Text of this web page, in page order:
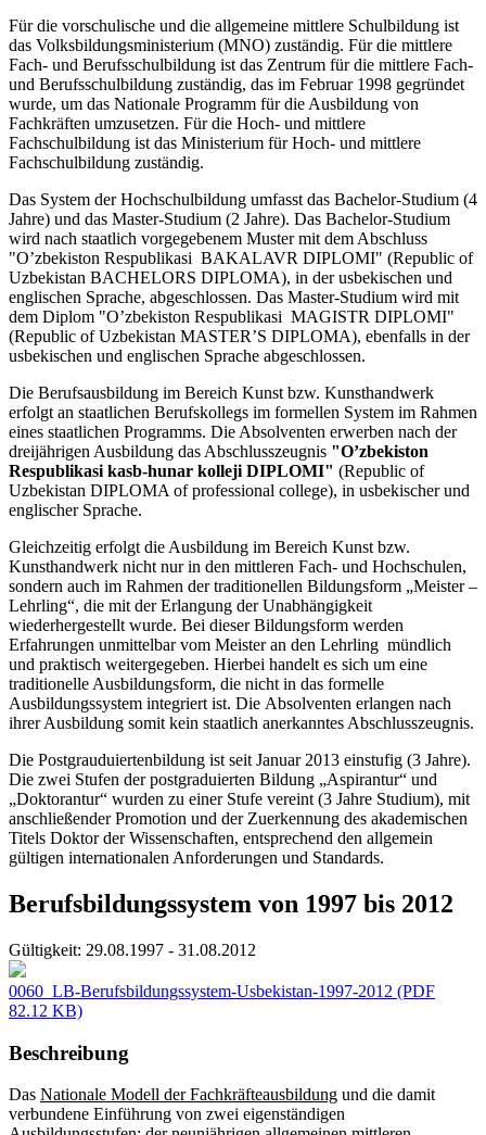
Für die vorschulische und die allgemeine mittlere Schulbildung ist
das Volksbildungsministerium (MNO) zuständig. Für die mittlere
Fach- und Berufsschulbildung ist das Zentrum für die mittlere Fach-
und Berufsschulbildung zuständig, das im Februar 1998 gegründet
wurde, um das Nationale Programm für die Ausbildung von
Fachkräften umzusetzen. Für die Hoch- und mittlere
Fachschulbildung ist das Ministerium für Hoch- und mittlere
Fachschulbildung zuständig.
Das System der Hochschulbildung umfasst das Bachelor-Studium (4
Jahre) und das Master-Studium (2 Jahre). Das Bachelor-Studium
wird nach staatlich vorgegebenem Muster mit dem Abschluss
"O’zbekiston Respublikasi BAKALAVR DIPLOMI" (Republic of
Uzbekistan BACHELORS DIPLOMA), in der usbekischen und
englischen Sprache, abgeschlossen. Das Master-Studium wird mit
dem Diplom "O’zbekiston Respublikasi MAGISTR DIPLOMI"
(Republic of Uzbekistan MASTER’S DIPLOMA), ebenfalls in der
usbekischen und englischen Sprache abgeschlossen.
Die Berufsausbildung im Bereich Kunst bzw. Kunsthandwerk
erfolgt an staatlichen Berufskollegs im formellen System im Rahmen
eines staatlichen Programms. Die Absolventen erwerben nach der
dreijährigen Ausbildung das Abschlusszeugnis "O’zbekiston
Respublikasi kasb-hunar kolleji DIPLOMI" (Republic of
Uzbekistan DIPLOMA of professional college), in usbekischer und
englischer Sprache.
Gleichzeitig erfolgt die Ausbildung im Bereich Kunst bzw.
Kunsthandwerk nicht nur in den mittleren Fach- und Hochschulen,
sondern auch im Rahmen der traditionellen Bildungsform „Meister –
Lehrling“, die mit der Erlangung der Unabhängigkeit
wiederhergestellt wurde. Bei dieser Bildungsform werden
Erfahrungen unmittelbar vom Meister an den Lehrling mündlich
und praktisch weitergegeben. Hierbei handelt es sich um eine
traditionelle Ausbildungsform, die nicht in das formelle
Ausbildungssystem integriert ist. Die Absolventen erlangen nach
ihrer Ausbildung somit kein staatlich anerkanntes Abschlusszeugnis.
Die Postgrauduiertenbildung ist seit Januar 2013 einstufig (3 Jahre).
Die zwei Stufen der postgraduierten Bildung „Aspirantur“ und
„Doktorantur“ wurden zu einer Stufe vereint (3 Jahre Studium), mit
anschließender Promotion und der Zuerkennung des akademischen
Titels Doktor der Wissenschaften, entsprechend den allgemein
gültigen internationalen Anforderungen und Standards.
Berufsbildungssystem von 1997 bis 2012
Gültigkeit: 29.08.1997 - 31.08.2012
0060_LB-Berufsbildungssystem-Usbekistan-1997-2012 (PDF
82.12 KB)
Beschreibung
Das Nationale Modell der Fachkräfteausbildung und die damit
verbundene Einführung von zwei eigenständigen